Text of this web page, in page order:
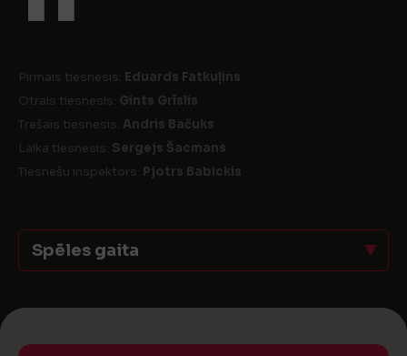
Pirmais tiesnesis: Eduards Fatkuļins
Otrais tiesnesis: Gints Grīslis
Trešais tiesnesis: Andris Bačuks
Laika tiesnesis: Sergejs Šacmans
Tiesnešu inspektors: Pjotrs Babickis
Spēles gaita